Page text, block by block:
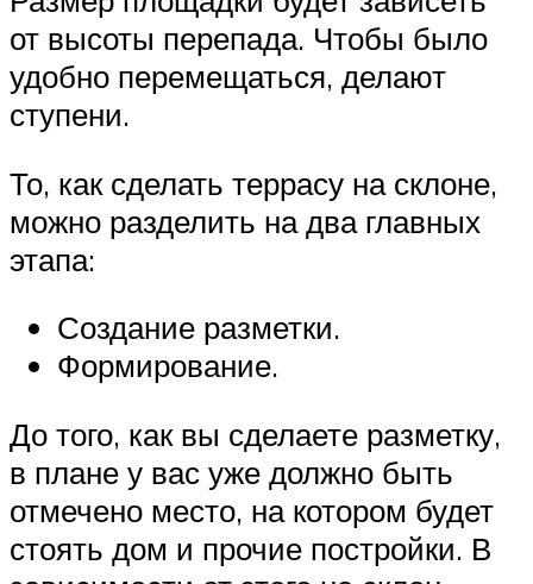
от высоты перепада. Чтобы было
удобно перемещаться, делают
ступени.
То, как сделать террасу на склоне,
можно разделить на два главных
этапа:
Создание разметки.
Формирование.
До того, как вы сделаете разметку,
в плане у вас уже должно быть
отмечено место, на котором будет
стоять дом и прочие постройки. В